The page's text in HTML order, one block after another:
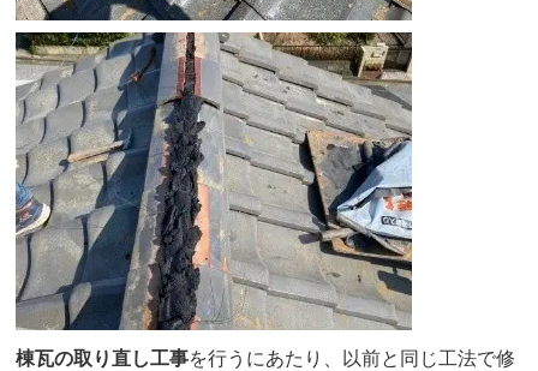
棟瓦の取り直し工事を行うにあたり、以前と同じ工法で修